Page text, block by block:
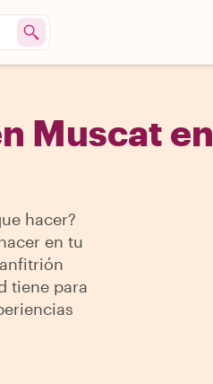
Muscat en
hacer?
en tu
tiene para